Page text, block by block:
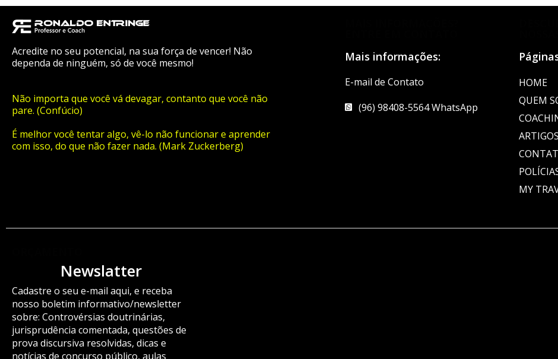
Acredite no seu potencial, na sua força de vencer! Não
dependa de ninguém, só de você mesmo!
Não importa que você vá devagar, contanto que você não
pare. (Confúcio)
É melhor você tentar algo, vê-lo não funcionar e aprender
com isso, do que não fazer nada. (Mark Zuckerberg)
Mais informações:
E-mail de Contato
(96) 98408-5564 WhatsApp
HOME
QUEM
ARTIGOS
MY
Newslatter
Cadastre o seu e-mail aqui, e receba
nosso boletim informativo/newsletter
sobre: Controvérsias doutrinárias,
jurisprudência comentada, questões de
prova discursiva resolvidas, dicas e
notícias de concurso público, aulas